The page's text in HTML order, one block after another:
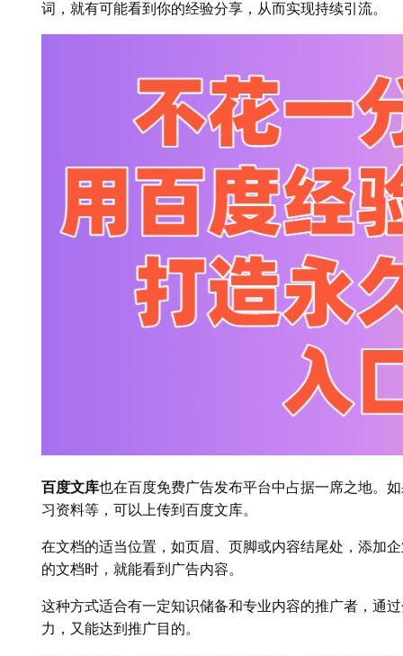
词，就有可能看到你的经验分享，从而实现持续引流。
百度文库也在百度免费广告发布平台中占据一席之地。
习资料等，可以上传到百度文库。
在文档的适当位置，如页眉、页脚或内容结尾处，添加
的文档时，就能看到广告内容。
这种方式适合有一定知识储备和专业内容的推广者，通
力，又能达到推广目的。